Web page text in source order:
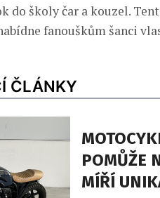
do školy čar a kouzel.
fanouškům šanci
ČLÁNKY
POMŮŽE
MÍŘÍ